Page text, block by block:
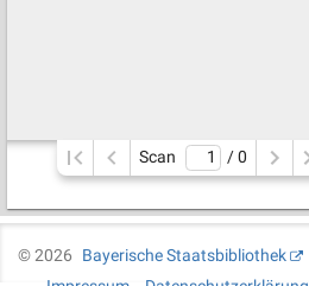
Scan / 0
©2026
Bayerische Staatsbibliothek